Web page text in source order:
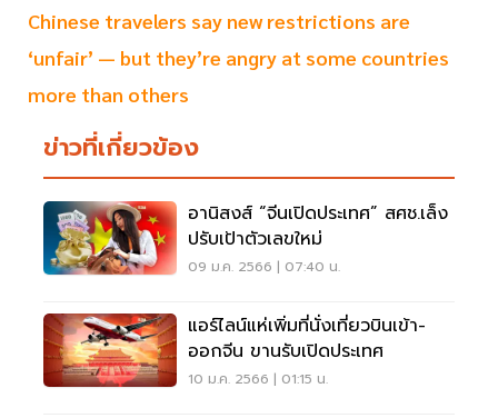
Chinese travelers say new restrictions are
‘unfair’ — but they’re angry at some countries
more than others
ข่าวที่เกี่ยวข้อง
อานิสงส์ “จีนเปิดประเทศ” สศช.เล็ง
ปรับเป้าตัวเลขใหม่
09 ม.ค. 2566 | 07:40 น.
แอร์ไลน์แห่เพิ่มที่นั่งเที่ยวบินเข้า-
ออกจีน ขานรับเปิดประเทศ
10 ม.ค. 2566 | 01:15 น.